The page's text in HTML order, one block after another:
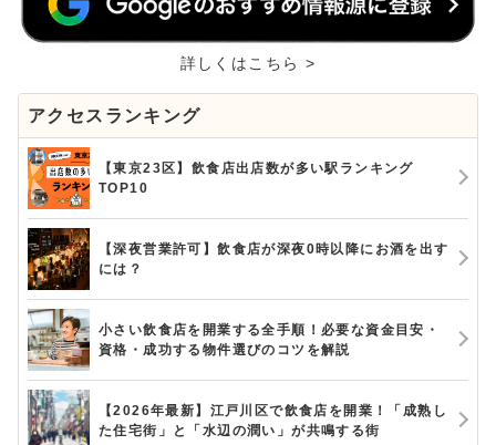
詳しくはこちら >
アクセスランキング
【東京23区】飲食店出店数が多い駅ランキング
TOP10
【深夜営業許可】飲食店が深夜0時以降にお酒を出す
には？
小さい飲食店を開業する全手順！必要な資金目安・
資格・成功する物件選びのコツを解説
【2026年最新】江戸川区で飲食店を開業！「成熟し
た住宅街」と「水辺の潤い」が共鳴する街